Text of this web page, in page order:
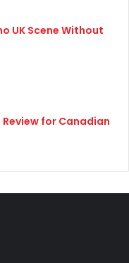
UK Scene Without
Review for Canadian